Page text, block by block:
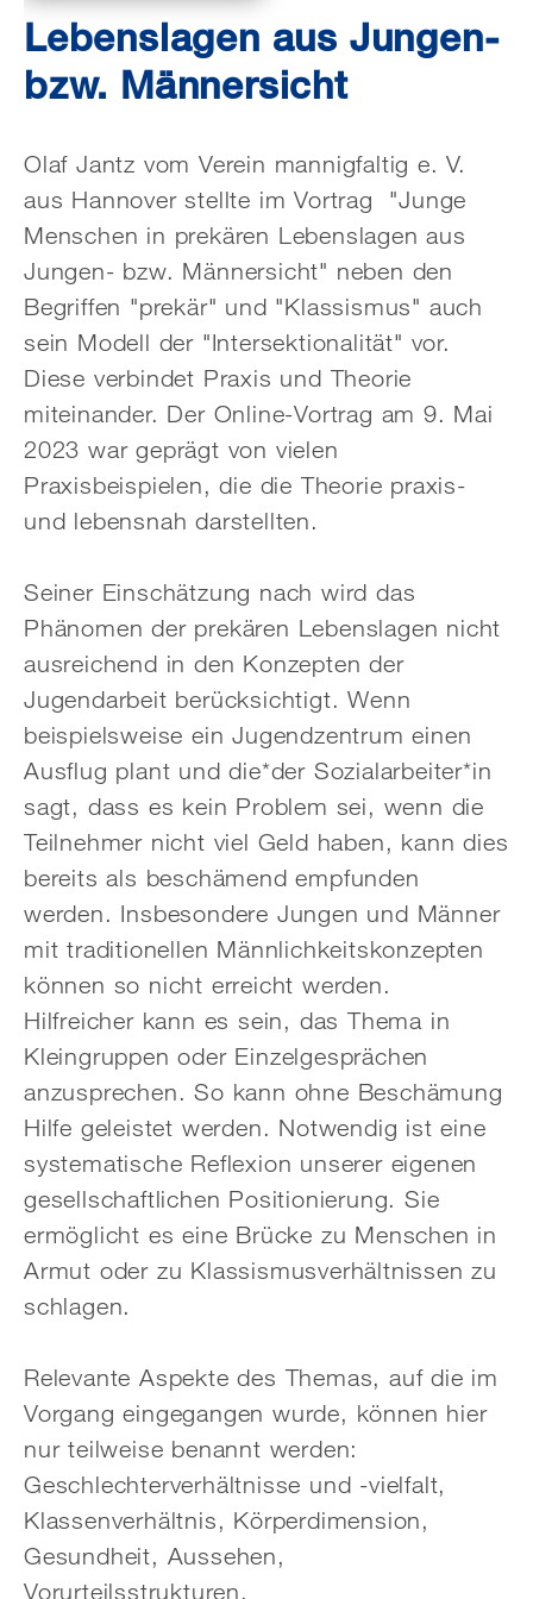
Lebenslagen aus Jungen-
bzw. Männersicht
Olaf Jantz vom Verein mannigfaltig e. V.
aus Hannover stellte im Vortrag "Junge
Menschen in prekären Lebenslagen aus
Jungen- bzw. Männersicht" neben den
Begriffen "prekär" und "Klassismus" auch
sein Modell der "Intersektionalität" vor.
Diese verbindet Praxis und Theorie
miteinander. Der Online-Vortrag am 9. Mai
2023 war geprägt von vielen
Praxisbeispielen, die die Theorie praxis-
und lebensnah darstellten.
Seiner Einschätzung nach wird das
Phänomen der prekären Lebenslagen nicht
ausreichend in den Konzepten der
Jugendarbeit berücksichtigt. Wenn
beispielsweise ein Jugendzentrum einen
Ausflug plant und die*der Sozialarbeiter*in
sagt, dass es kein Problem sei, wenn die
Teilnehmer nicht viel Geld haben, kann dies
bereits als beschämend empfunden
werden. Insbesondere Jungen und Männer
mit traditionellen Männlichkeitskonzepten
können so nicht erreicht werden.
Hilfreicher kann es sein, das Thema in
Kleingruppen oder Einzelgesprächen
anzusprechen. So kann ohne Beschämung
Hilfe geleistet werden. Notwendig ist eine
systematische Reflexion unserer eigenen
gesellschaftlichen Positionierung. Sie
ermöglicht es eine Brücke zu Menschen in
Armut oder zu Klassismusverhältnissen zu
schlagen.
Relevante Aspekte des Themas, auf die im
Vorgang eingegangen wurde, können hier
nur teilweise benannt werden:
Geschlechterverhältnisse und -vielfalt,
Klassenverhältnis, Körperdimension,
Gesundheit, Aussehen,
Vorurteilsstrukturen,